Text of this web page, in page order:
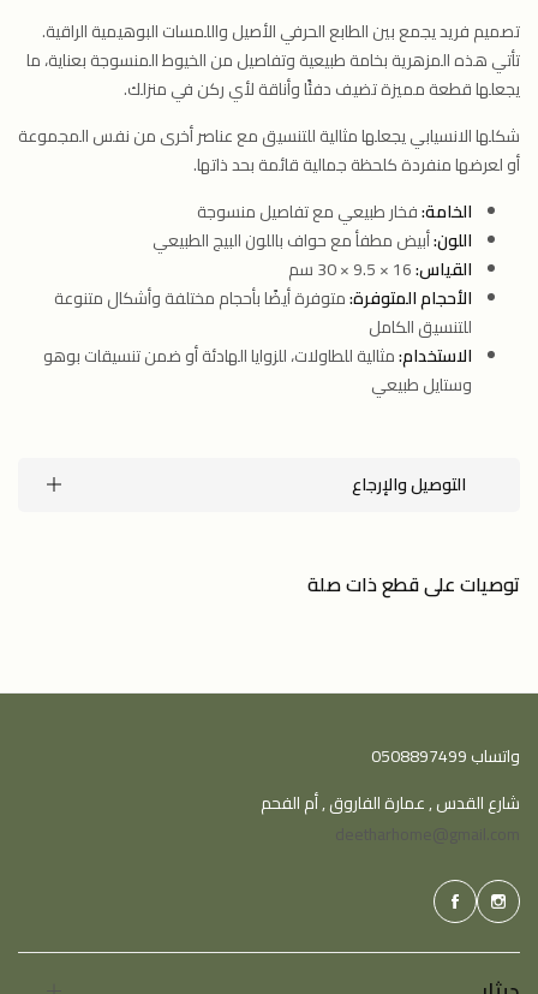
تصميم فريد يجمع بين الطابع الحرفي الأصيل واللمسات البوهيمية الراقية.
تأتي هذه المزهرية بخامة طبيعية وتفاصيل من الخيوط المنسوجة بعناية، ما
يجعلها قطعة مميزة تضيف دفئًا وأناقة لأي ركن في منزلك.
شكلها الانسيابي يجعلها مثالية للتنسيق مع عناصر أخرى من نفس المجموعة
أو لعرضها منفردة كلحظة جمالية قائمة بحد ذاتها.
الخامة:فخار طبيعي مع تفاصيل منسوجة
اللون:أبيض مطفأ مع حواف باللون البيج الطبيعي
القياس:
الأحجام المتوفرة:متوفرة أيضًا بأحجام مختلفة وأشكال متنوعة
للتنسيق الكامل
الاستخدام:مثالية للطاولات، للزوايا الهادئة أو ضمن تنسيقات بوهو
وستايل طبيعي
التوصيل والإرجاع
توصيات على قطع ذات صلة
واتساب 0508897499
شارع القدس , عمارة الفاروق , أم الفحم